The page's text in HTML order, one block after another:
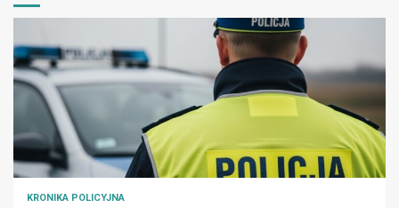
KRONIKA POLICYJNA